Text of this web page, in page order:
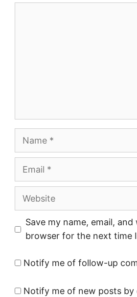
Website
Save my name, email,
browser for the next time
Notify me of follow-up
Notify me of new posts by